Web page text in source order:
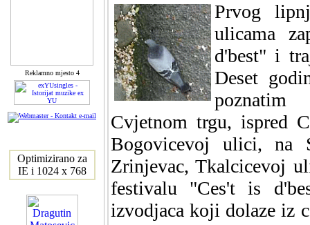
Reklamno mjesto 4
Optimizirano za
IE i 1024 x 768
Prvog
ulicama
d'best" i
Deset
poznatim
Cvjetnom trgu, ispred
Bogovicevoj ulici, na
Zrinjevac, Tkalcicevoj
festivalu "Ces't is
izvodjaca koji dolaze iz